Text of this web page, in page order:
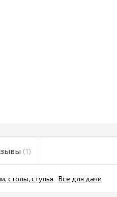
(1)
столы, стулья Все для дачи